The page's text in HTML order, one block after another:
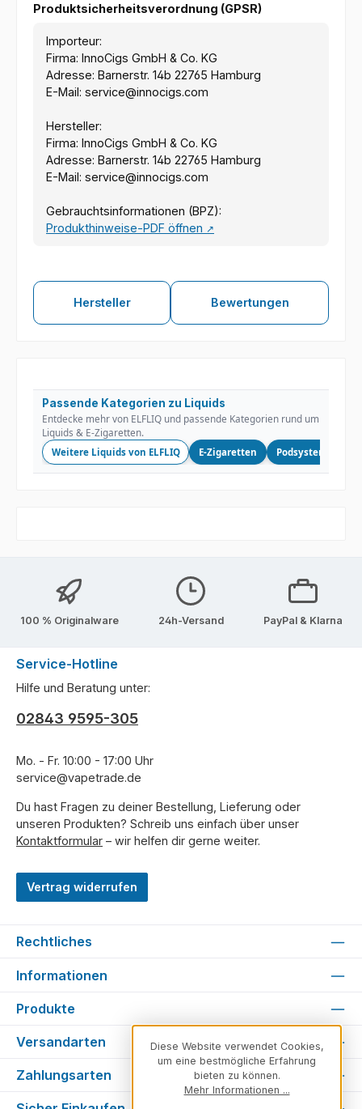
Produktsicherheitsverordnung (GPSR)
Importeur:
Firma: InnoCigs GmbH & Co. KG
Adresse: Barnerstr. 14b 22765 Hamburg
E-Mail: service@innocigs.com
Hersteller:
Firma: InnoCigs GmbH & Co. KG
Adresse: Barnerstr. 14b 22765 Hamburg
E-Mail: service@innocigs.com
Gebrauchtsinformationen (BPZ):
Produkthinweise-PDF öffnen ↗
Hersteller Bewertungen
Passende Kategorien zu Liquids
Entdecke mehr von ELFLIQ und passende Kategorien rund um
Liquids & E-Zigaretten.
Weitere Liquids von ELFLIQ E-Zigaretten Podsysteme
100 % Originalware 24h-Versand PayPal & Klarna
Service-Hotline
Hilfe und Beratung unter:
02843 9595-305
Mo. - Fr. 10:00 - 17:00 Uhr
service@vapetrade.de
Du hast Fragen zu deiner Bestellung, Lieferung oder
unseren Produkten? Schreib uns einfach über unser
Kontaktformular – wir helfen dir gerne weiter.
Vertrag widerrufen
Rechtliches
Informationen
Produkte
Versandarten
Zahlungsarten
Diese Website verwendet Cookies,
um eine bestmögliche Erfahrung
bieten zu können.
Mehr Informationen ...